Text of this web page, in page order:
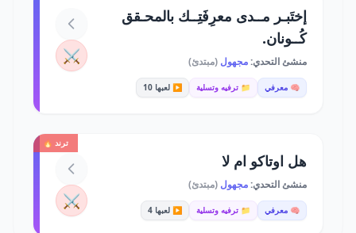
إختَبـر مــدى معرِفَتِــك بالمحـقق
كُــونان.
منشئ التحدي:مجهول (مبتدئ)
🧠 معرفي 📁 ترفيه وتسلية ▶️ لعبها 10
⚔️
ترند 🔥
هل اوتاكو ام لا
منشئ التحدي:مجهول (مبتدئ)
🧠 معرفي 📁 ترفيه وتسلية ▶️ لعبها 4 ⚔️